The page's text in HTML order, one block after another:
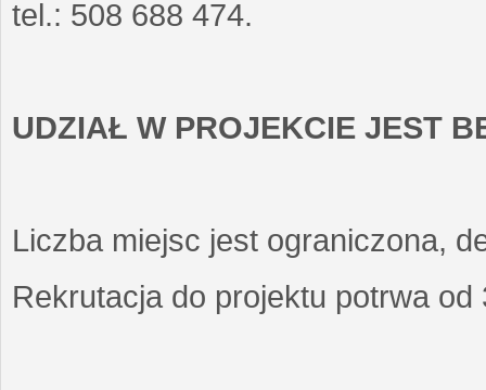
tel.: 508 688 474.
UDZIAŁ W PROJEKCIE JEST
Liczba miejsc jest ograniczona,
Rekrutacja do projektu potrwa